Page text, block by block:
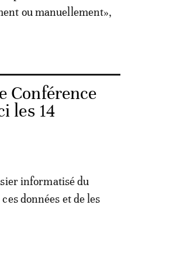
ou manuellement»,
Conférence
les 14
informatisé du
données et de les